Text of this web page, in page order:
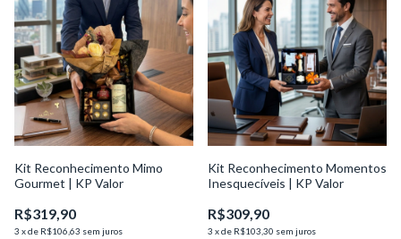
Kit Reconhecimento Mimo
Gourmet | KP Valor
R$319,90
3 xde R$106,63 sem juros
Kit Reconhecimento Momentos
Inesquecíveis | KP Valor
R$309,90
3 xde R$103,30 sem juros